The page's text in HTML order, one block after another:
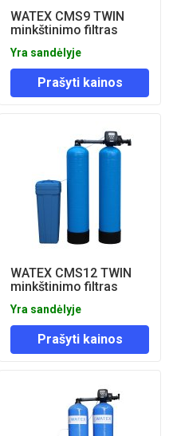
WATEX CMS9 TWIN
minkštinimo filtras
Yra sandėlyje
Prašyti kainos
WATEX CMS12 TWIN
minkštinimo filtras
Yra sandėlyje
Prašyti kainos